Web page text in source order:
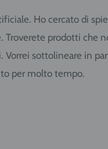
Ho cercato di
prodotti che
sottolineare in
per molto tempo.